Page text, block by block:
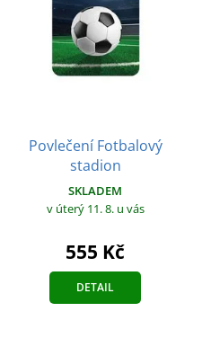
Povlečení Fotbalový
stadion
SKLADEM
v úterý 11. 8. u vás
555 Kč
DETAIL